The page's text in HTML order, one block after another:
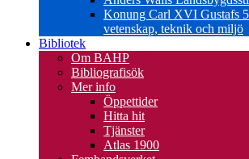
Konung Carl XVI Gustafs
vetenskap, teknik och miljö
Bibliotek
Om BAHP
Bibliografisök
Mer info
Öppettider
Hitta hit
Tjänster
Atlas 1900